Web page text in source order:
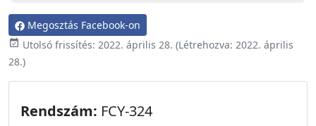
Megosztás Facebook-on
event_available Utolsó frissítés: 2022. április 28. (Létrehozva: 2022. április
28.)
Rendszám: FCY-324